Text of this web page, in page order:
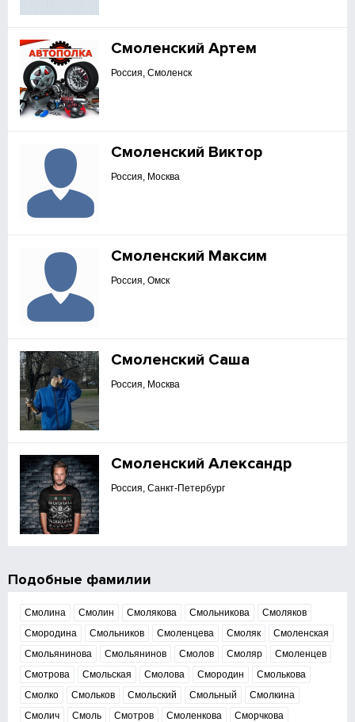
Смоленский Артем
Россия, Смоленск
Смоленский Виктор
Россия, Москва
Смоленский Максим
Россия, Омск
Смоленский Саша
Россия, Москва
Смоленский Александр
Россия, Санкт-Петербург
Подобные фамилии
Смолина Смолин Смолякова Смольникова
Смоляков
Смородина
Смольников Смоленцева Смоляк
Смоленская
Смольянинова
Смольянинов Смолов Смоляр
Смоленцев
Смотрова
Смольская Смолова Смородин
Смолькова
Смолко
Смольков Смольский Смольный
Смолкина
Смолич
Смоль Смотров Смоленкова Сморчкова